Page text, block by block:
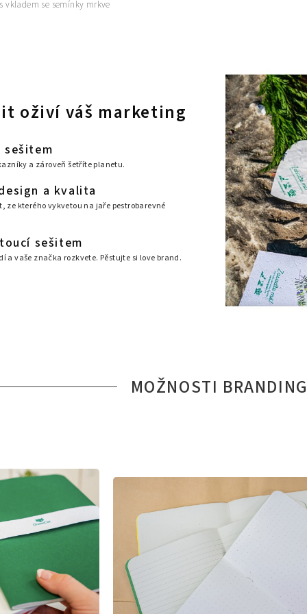
vkladem se semínky mrkve
oživí váš marketing
sešitem
a zároveň šetříte planetu.
a kvalita
ze kterého vykvetou na jaře pestrobarevné
sešitem
a vaše značka rozkvete. Pěstujte si love brand.
MOŽNOSTI